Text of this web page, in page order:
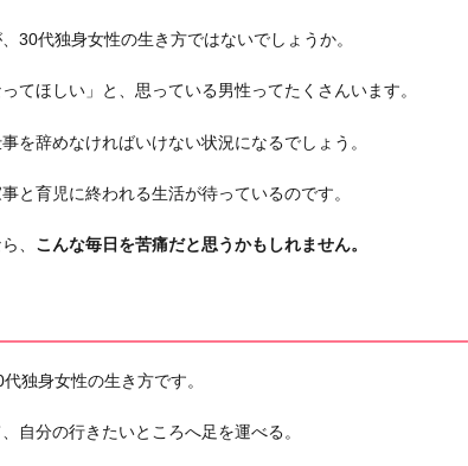
30代独身女性の生き方ではないでしょうか。
てほしい」と、思っている男性ってたくさんいます。
を辞めなければいけない状況になるでしょう。
と育児に終われる生活が待っているのです。
、 こんな毎日を苦痛だと思うかもしれません。
独身女性の生き方です。
自分の行きたいところへ足を運べる。